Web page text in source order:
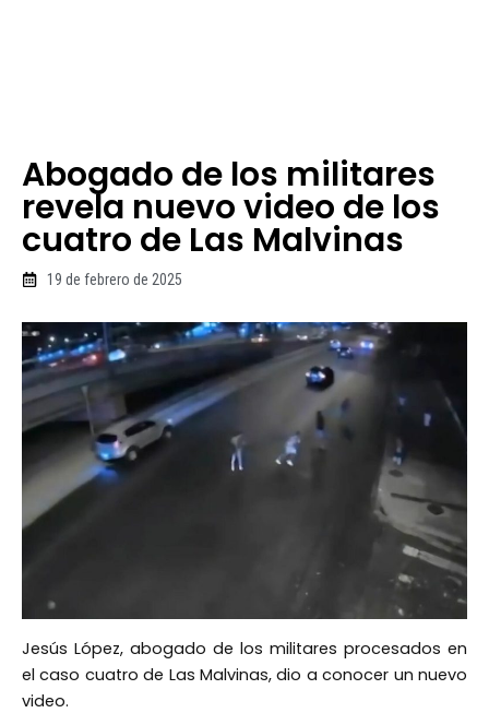
Abogado de los militares
revela nuevo video de los
cuatro de Las Malvinas
19 de febrero de 2025
Jesús López, abogado de los militares procesados en
el caso cuatro de Las Malvinas, dio a conocer un nuevo
video.